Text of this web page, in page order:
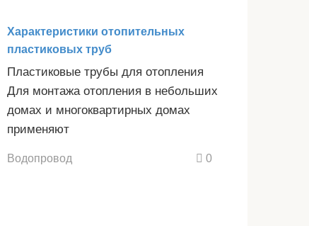
Характеристики отопительных
пластиковых труб
Пластиковые трубы для отопления
Для монтажа отопления в небольших
домах и многоквартирных домах
применяют
Водопровод 0